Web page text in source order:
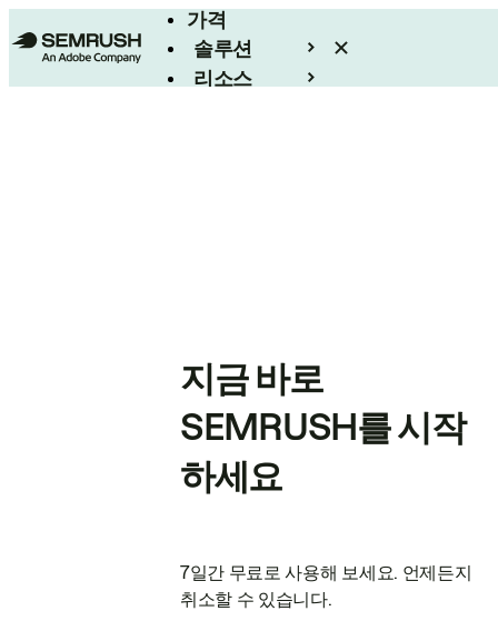
가격
솔루션
리소스
지금 바로
SEMRUSH를 시작
하세요
7일간 무료로 사용해 보세요. 언제든지
취소할 수 있습니다.